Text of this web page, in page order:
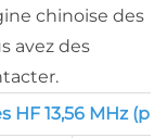
chinoise des
avez des
HF 13,56 MHz